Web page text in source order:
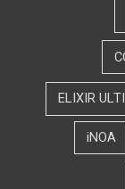
ELIXIR
iNOA